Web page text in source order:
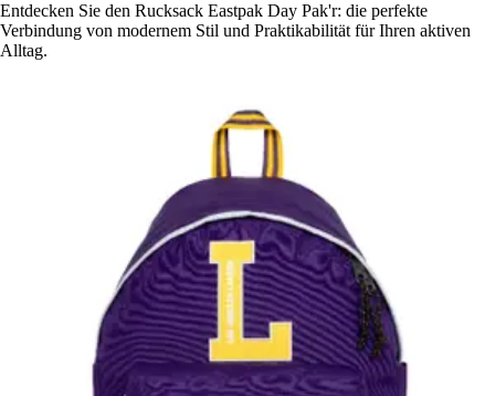
Entdecken Sie den Rucksack Eastpak Day Pak'r: die perfekte
Verbindung von modernem Stil und Praktikabilität für Ihren aktiven
Alltag.